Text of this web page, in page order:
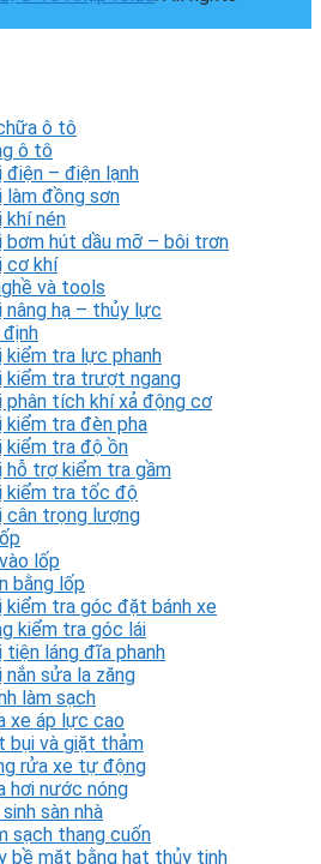
ô tô
ô tô
điện – điện lạnh
làm đồng sơn
khí nén
bơm hút dầu mỡ – bôi trơn
cơ khí
và tools
nâng hạ – thủy lực
kiểm tra lực phanh
kiểm tra trượt ngang
phân tích khí xả động cơ
kiểm tra đèn pha
kiểm tra độ ồn
hỗ trợ kiểm tra gầm
kiểm tra tốc độ
cân trọng lượng
lốp
bằng lốp
kiểm tra góc đặt bánh xe
kiểm tra góc lái
tiện láng đĩa phanh
sửa la zăng
làm sạch
xe áp lực cao
bụi và giặt thảm
rửa xe tự động
hơi nước nóng
sàn nhà
sạch thang cuốn
bề mặt bằng hạt thủy tinh